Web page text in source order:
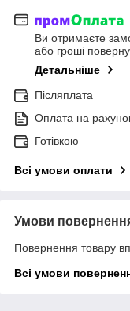
Ви отримаєте
або гроші
Детальніше
Післяплата
Оплата на
Готівкою
Всі умови оплати
Умови
Повернення товару
Всі умови